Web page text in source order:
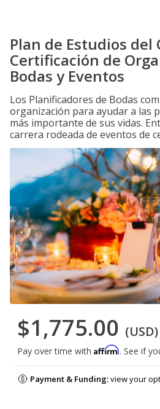
Plan de Estudios del
Certificación de
Bodas y Eventos
Los Planificadores de Bodas
organización para ayudar a las
más importante de sus vidas.
carrera rodeada de eventos de
$1,775.00 (USD)
Pay over time with Affirm. See if
Payment & Funding:view your